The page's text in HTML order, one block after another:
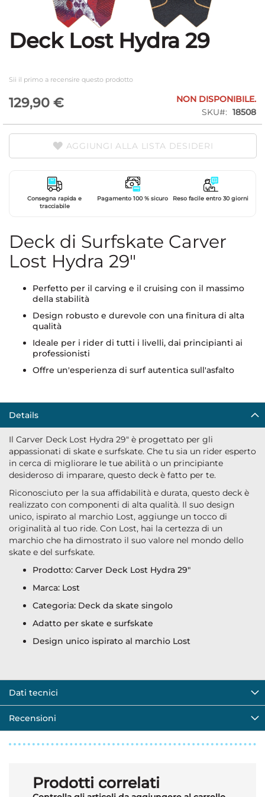
Vai
all'inizio
di
Deck Lost Hydra 29
Sii il primo a recensire questo prodotto
129,90 €
NON DISPONIBILE.
SKU
18508
AGGIUNGI ALLA LISTA DESIDERI
Consegna rapida e
tracciabile
Pagamento 100 % sicuro Reso facile entro 30 giorni
Deck di Surfskate Carver
Lost Hydra 29"
Perfetto per il carving e il cruising con il massimo
della stabilità
Design robusto e durevole con una finitura di alta
qualità
Ideale per i rider di tutti i livelli, dai principianti ai
professionisti
Offre un'esperienza di surf autentica sull'asfalto
Details
Il Carver Deck Lost Hydra 29" è progettato per gli
appassionati di skate e surfskate. Che tu sia un rider esperto
in cerca di migliorare le tue abilità o un principiante
desideroso di imparare, questo deck è fatto per te.
Riconosciuto per la sua affidabilità e durata, questo deck è
realizzato con componenti di alta qualità. Il suo design
unico, ispirato al marchio Lost, aggiunge un tocco di
originalità al tuo ride. Con Lost, hai la certezza di un
marchio che ha dimostrato il suo valore nel mondo dello
skate e del surfskate.
Prodotto: Carver Deck Lost Hydra 29"
Marca: Lost
Categoria: Deck da skate singolo
Adatto per skate e surfskate
Design unico ispirato al marchio Lost
Dati tecnici
Recensioni
Prodotti correlati